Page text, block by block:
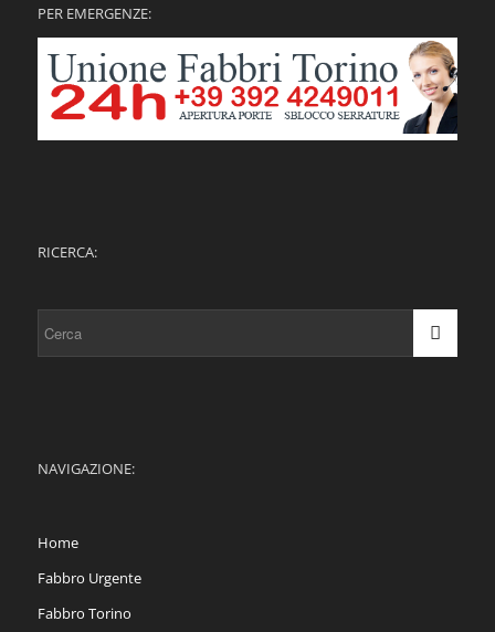
PER EMERGENZE:
RICERCA:
NAVIGAZIONE:
Home
Fabbro Urgente
Fabbro Torino